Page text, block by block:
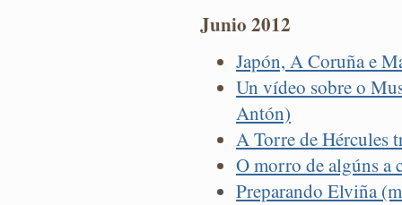
Junio 2012
Japón, A Coruña e
Un vídeo sobre o
Antón)
A Torre de Hércules
O morro de algúns a
Preparando Elviña